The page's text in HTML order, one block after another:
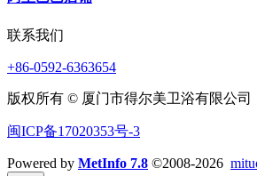
联系我们
+86-0592-6363654
版权所有 © 厦门市得尔美卫浴有限公司
闽ICP备17020353号-3
Powered by MetInfo 7.8 ©2008-2026